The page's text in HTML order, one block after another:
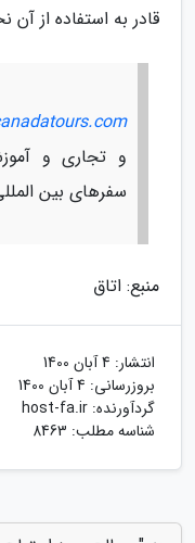
قادر به استفاده از آن
و تجاری و
سفرهای بین
منبع: اتاق
انتشار: 4 آبان 1400
بروزرسانی: 4 آبان 1400
گردآورنده: host-fa.ir
شناسه مطلب: 8463